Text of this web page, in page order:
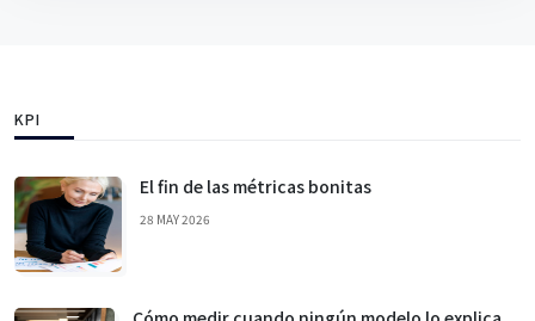
KPI
El fin de las métricas bonitas
28 MAY 2026